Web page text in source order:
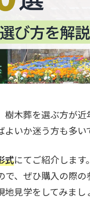
木葬を選ぶ方が
いか迷う方も多い
式にてご紹介します。
、ぜひ購入の際
見学をしてみまし